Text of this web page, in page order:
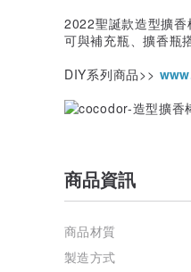
2022聖誕款造型擴香
可與補充瓶、擴香瓶
DIY系列商品>>
商品資訊
商品材質
製造方式